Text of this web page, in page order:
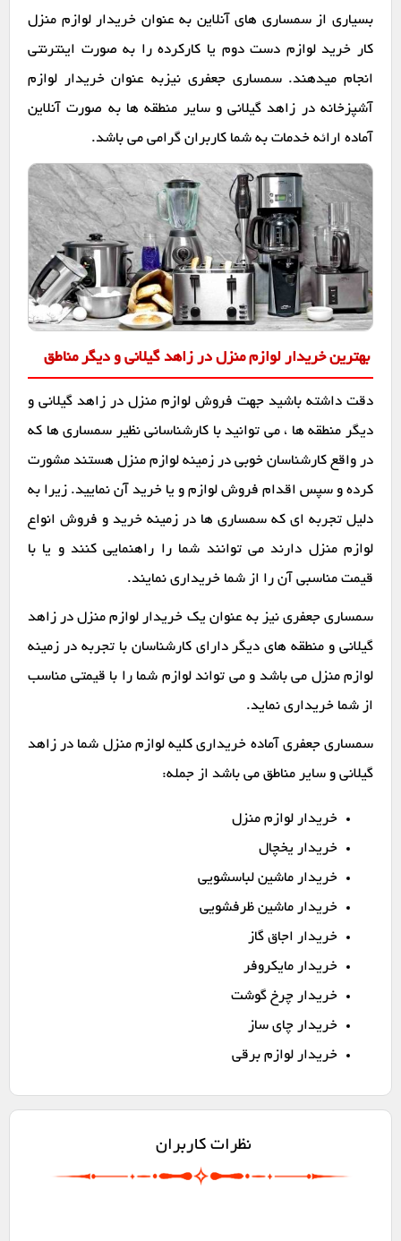
بسیاری از سمساری های آنلاین به عنوان خریدار لوازم منزل
کار خرید لوازم دست دوم یا کارکرده را به صورت اینترنتی
انجام میدهند. سمساری جعفری نیزبه عنوان خریدار لوازم
آشپزخانه در زاهد گیلانی و سایر منطقه ها به صورت آنلاین
آماده ارائه خدمات به شما کاربران گرامی می باشد.
بهترین خریدار لوازم منزل در زاهد گیلانی و دیگر مناطق
دقت داشته باشید جهت فروش لوازم منزل در زاهد گیلانی و
دیگر منطقه ها ، می توانید با کارشناسانی نظیر سمساری ها که
در واقع کارشناسان خوبی در زمینه لوازم منزل هستند مشورت
کرده و سپس اقدام فروش لوازم و یا خرید آن نمایید. زیرا به
دلیل تجربه ای که سمساری ها در زمینه خرید و فروش انواع
لوازم منزل دارند می توانند شما را راهنمایی کنند و یا با
قیمت مناسبی آن را از شما خریداری نمایند.
سمساری جعفری نیز به عنوان یک خریدار لوازم منزل در زاهد
گیلانی و منطقه های دیگر دارای کارشناسان با تجربه در زمینه
لوازم منزل می باشد و می تواند لوازم شما را با قیمتی مناسب
از شما خریداری نماید.
سمساری جعفری آماده خریداری کلیه لوازم منزل شما در زاهد
گیلانی و سایر مناطق می باشد از جمله:
خریدار لوازم منزل
خریدار یخچال
خریدار ماشین لباسشویی
خریدار ماشین ظرفشویی
خریدار اجاق گاز
خریدار مایکروفر
خریدار چرخ گوشت
خریدار چای ساز
خریدار لوازم برقی
نظرات کاربران